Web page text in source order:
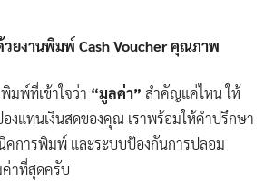
ยงานพิมพ์ Cash Voucher คุณภาพ
มพ์ที่เข้าใจว่า “มูลค่า” สำคัญแค่ไหน ให้
งแทนเงินสดของคุณ เราพร้อมให้คำปรึกษา
คการพิมพ์ และระบบป้องกันการปลอม
ค่าที่สุดครับ